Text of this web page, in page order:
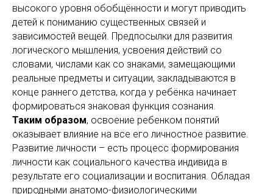
высокого уровня обобщённости и могут приводить
детей к пониманию существенных связей и
зависимостей вещей. Предпосылки для развития
логического мышления, усвоения действий со
словами, числами как со знаками, замещающими
реальные предметы и ситуации, закладываются в
конце раннего детства, когда у ребёнка начинает
формироваться знаковая функция сознания.
Таким образом, освоение ребенком понятий
оказывает влияние на все его личностное развитие.
Развитие личности – есть процесс формирования
личности как социального качества индивида в
результате его социализации и воспитания. Обладая
природными анатомо-физиологическими